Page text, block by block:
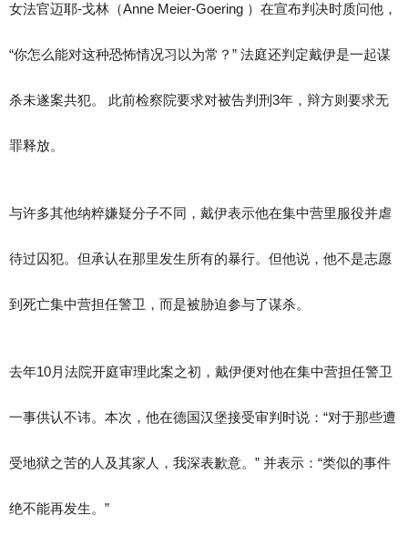
女法官迈耶-戈林（Anne Meier-Goering ）在宣布判决时质问他，
“你怎么能对这种恐怖情况习以为常？” 法庭还判定戴伊是一起谋
杀未遂案共犯。 此前检察院要求对被告判刑3年，辩方则要求无
罪释放。
与许多其他纳粹嫌疑分子不同，戴伊表示他在集中营里服役并虐
待过囚犯。但承认在那里发生所有的暴行。但他说，他不是志愿
到死亡集中营担任警卫，而是被胁迫参与了谋杀。
去年10月法院开庭审理此案之初，戴伊便对他在集中营担任警卫
一事供认不讳。本次，他在德国汉堡接受审判时说：“对于那些遭
受地狱之苦的人及其家人，我深表歉意。” 并表示：“类似的事件
绝不能再发生。”